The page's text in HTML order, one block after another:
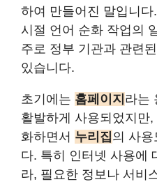
하여 만들어진 말입니
시절 언어 순화 작업의
주로 정부 기관과 관련
있습니다.
초기에는 홈페이지 라는
활발하게 사용되었지만
화하면서 누리집의 사용
다. 특히 인터넷 사용에
라, 필요한 정보나 서비